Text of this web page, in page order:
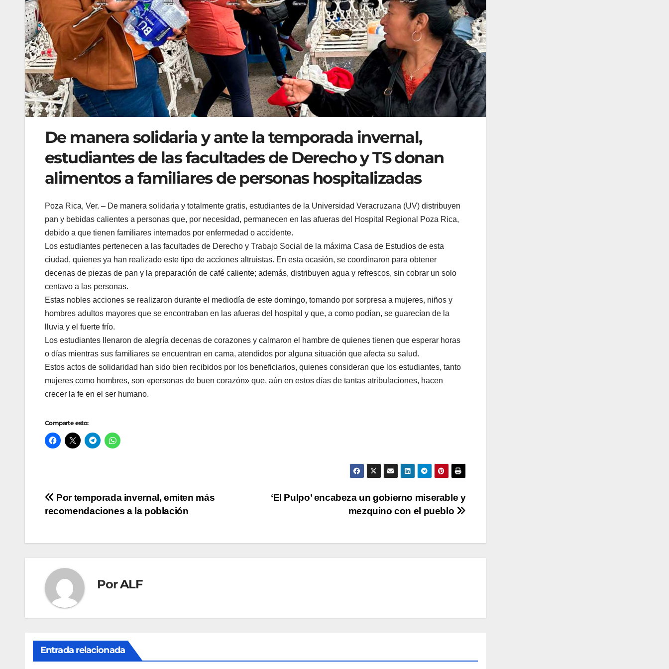
De manera solidaria y ante la temporada invernal,
estudiantes de las facultades de Derecho y TS donan
alimentos a familiares de personas hospitalizadas
Poza Rica, Ver. – De manera solidaria y totalmente gratis, estudiantes de la Universidad Veracruzana (UV) distribuyen
pan y bebidas calientes a personas que, por necesidad, permanecen en las afueras del Hospital Regional Poza Rica,
debido a que tienen familiares internados por enfermedad o accidente.
Los estudiantes pertenecen a las facultades de Derecho y Trabajo Social de la máxima Casa de Estudios de esta
ciudad, quienes ya han realizado este tipo de acciones altruistas. En esta ocasión, se coordinaron para obtener
decenas de piezas de pan y la preparación de café caliente; además, distribuyen agua y refrescos, sin cobrar un solo
centavo a las personas.
Estas nobles acciones se realizaron durante el mediodía de este domingo, tomando por sorpresa a mujeres, niños y
hombres adultos mayores que se encontraban en las afueras del hospital y que, a como podían, se guarecían de la
lluvia y el fuerte frío.
Los estudiantes llenaron de alegría decenas de corazones y calmaron el hambre de quienes tienen que esperar horas
o días mientras sus familiares se encuentran en cama, atendidos por alguna situación que afecta su salud.
Estos actos de solidaridad han sido bien recibidos por los beneficiarios, quienes consideran que los estudiantes, tanto
mujeres como hombres, son «personas de buen corazón» que, aún en estos días de tantas atribulaciones, hacen
crecer la fe en el ser humano.
Comparte esto:
Navegación
entradas
‘El Pulpo’ encabeza un gobierno miserable y
mezquino con el pueblo
Por temporada invernal, emiten más
recomendaciones a la población
PorALF
Entrada relacionada